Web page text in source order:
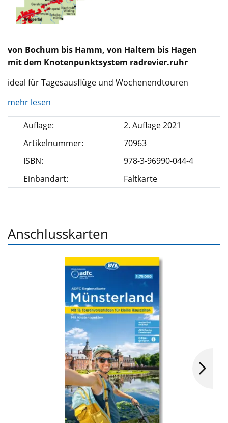
von Bochum bis Hamm, von Haltern bis Hagen
mit dem Knotenpunktsystem radrevier.ruhr
ideal für Tagesausflüge und Wochenendtouren
mehr lesen
Auflage:
2. Auflage 2021
Artikelnummer:
70963
ISBN:
978-3-96990-044-4
Einbandart:
Faltkarte
Anschlusskarten